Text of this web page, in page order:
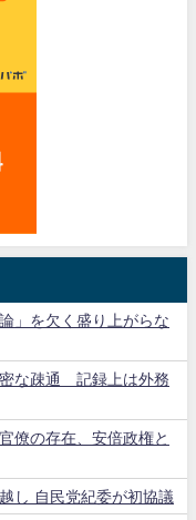
」を欠く盛り上がらな
な疎通 記録上は外務
僚の存在、安倍政権と
し 自民党紀委が初協議